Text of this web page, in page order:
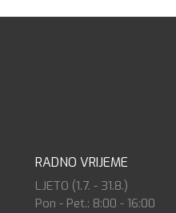
RADNO VRIJEME
LJETO (1.7. - 31.8.)
Pon - Pet.: 8:00 - 16:00